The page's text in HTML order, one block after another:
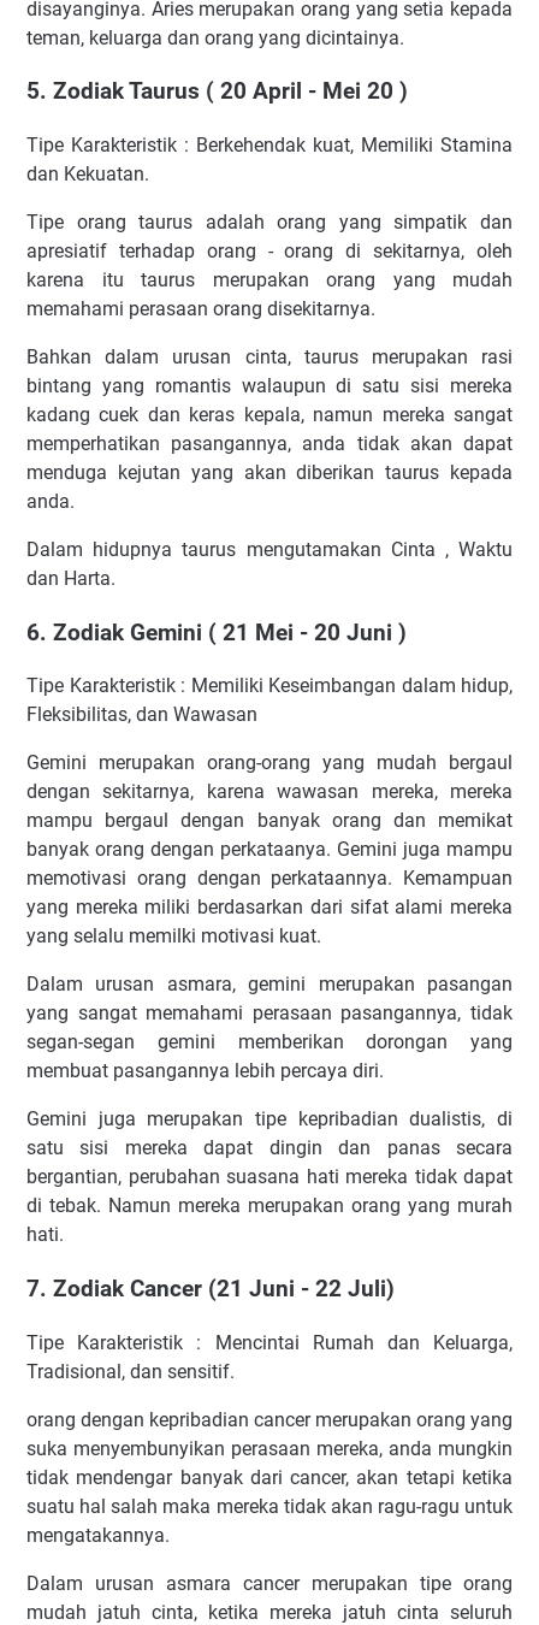
disayanginya. Aries merupakan orang yang setia kepada
teman, keluarga dan orang yang dicintainya.
5. Zodiak Taurus ( 20 April - Mei 20 )
Tipe Karakteristik : Berkehendak kuat, Memiliki Stamina
dan Kekuatan.
Tipe orang taurus adalah orang yang simpatik dan
apresiatif terhadap orang - orang di sekitarnya, oleh
karena itu taurus merupakan orang yang mudah
memahami perasaan orang disekitarnya.
Bahkan dalam urusan cinta, taurus merupakan rasi
bintang yang romantis walaupun di satu sisi mereka
kadang cuek dan keras kepala, namun mereka sangat
memperhatikan pasangannya, anda tidak akan dapat
menduga kejutan yang akan diberikan taurus kepada
anda.
Dalam hidupnya taurus mengutamakan Cinta , Waktu
dan Harta.
6. Zodiak Gemini ( 21 Mei - 20 Juni )
Tipe Karakteristik : Memiliki Keseimbangan dalam hidup,
Fleksibilitas, dan Wawasan
Gemini merupakan orang-orang yang mudah bergaul
dengan sekitarnya, karena wawasan mereka, mereka
mampu bergaul dengan banyak orang dan memikat
banyak orang dengan perkataanya. Gemini juga mampu
memotivasi orang dengan perkataannya. Kemampuan
yang mereka miliki berdasarkan dari sifat alami mereka
yang selalu memilki motivasi kuat.
Dalam urusan asmara, gemini merupakan pasangan
yang sangat memahami perasaan pasangannya, tidak
segan-segan gemini memberikan dorongan yang
membuat pasangannya lebih percaya diri.
Gemini juga merupakan tipe kepribadian dualistis, di
satu sisi mereka dapat dingin dan panas secara
bergantian, perubahan suasana hati mereka tidak dapat
di tebak. Namun mereka merupakan orang yang murah
hati.
7. Zodiak Cancer (21 Juni - 22 Juli)
Tipe Karakteristik : Mencintai Rumah dan Keluarga,
Tradisional, dan sensitif.
orang dengan kepribadian cancer merupakan orang yang
suka menyembunyikan perasaan mereka, anda mungkin
tidak mendengar banyak dari cancer, akan tetapi ketika
suatu hal salah maka mereka tidak akan ragu-ragu untuk
mengatakannya.
Dalam urusan asmara cancer merupakan tipe orang
mudah jatuh cinta, ketika mereka jatuh cinta seluruh